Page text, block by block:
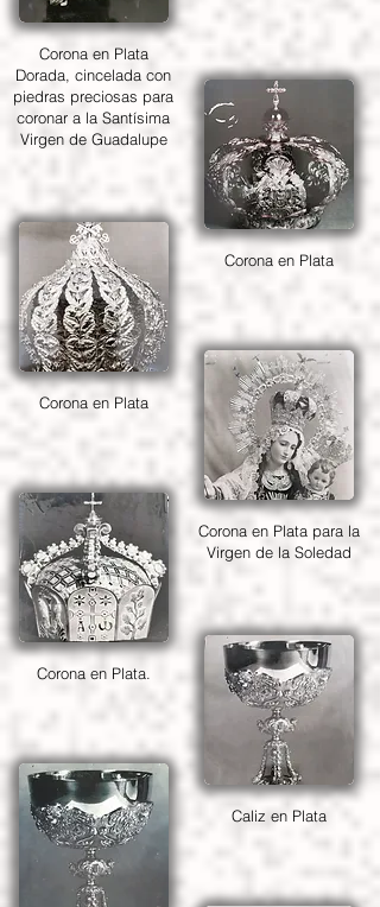
Corona en Plata
Dorada, cincelada con
piedras preciosas para
coronar a la Santísima
Virgen de Guadalupe
Corona en Plata
Corona en Plata.
Corona en Plata
Corona en Plata para la
Virgen de la Soledad
Caliz en Plata